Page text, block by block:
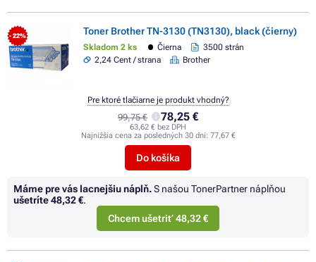
- 22% Toner Brother TN-3130 (TN3130), black (čierny)
Skladom 2 ks Čierna
3500 strán
2,24 Cent / strana
Brother
99,75 € 78,25 €
63,62 € bez DPH
Najnižšia cena za posledných 30 dní: 77,67 €
Do košíka
Pre ktoré tlačiarne je produkt vhodný?
Máme pre vás lacnejšiu náplň.S našou TonerPartner náplňou
ušetríte48,32 €.
Chcem ušetriť 48,32 €